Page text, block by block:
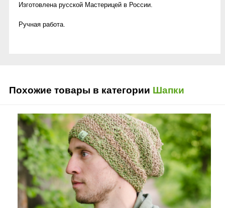
Изготовлена русской Мастерицей в России.
Ручная работа.
Похожие товары в категории Шапки